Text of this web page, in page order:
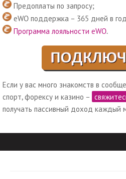
Предоплаты по запросу;
eWO поддержка – 365 дней в
Программа лояльности eWO.
Если у вас много знакомств в
спорт, форексу и казино –
получать пассивный доход каждый